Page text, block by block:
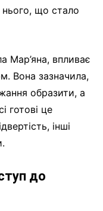
що стало
Мар’яна, впливає
Вона зазначила,
образити, а
готові це
інші
до